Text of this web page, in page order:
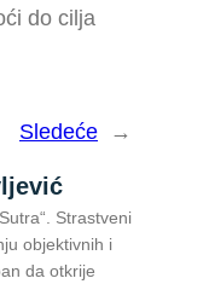
do cilja
Sledeće →
Strastveni
objektivnih i
da otkrije